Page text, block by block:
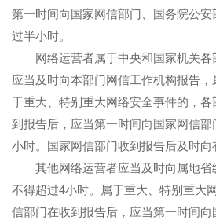
第一时间向国家网信部门、国务院公
过半小时。
网络运营者属于中央和国家机关各
应当及时向本部门网信工作机构报告
于重大、特别重大网络安全事件的，
到报告后，应当第一时间向国家网信
小时。国家网信部门收到报告后及时向
其他网络运营者应当及时向属地
不得超过4小时。属于重大、特别重大
信部门在收到报告后，应当第一时间